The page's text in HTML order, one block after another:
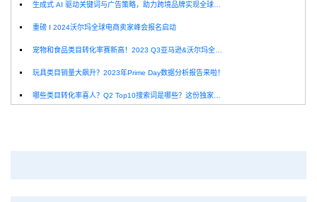
生成式 AI 驱动关键词与广告策略，助力跨境品牌实现全球增长突破
重磅 I 2024沃尔玛全球电商卖家峰会报名启动
宠物和食品类目转化率赛新高！2023 Q3亚马逊&沃尔玛全球电商CPC数据发布！
玩具类目销量大飙升？2023年Prime Day数据分析报告来啦！
哪些类目转化率喜人？Q2 Top10搜索词是哪些？这份独家报告来解答！